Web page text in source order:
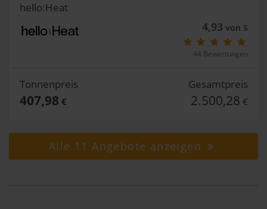
hello:Heat
4,93 von 5
44 Bewertungen
Tonnenpreis
407,98 €
Gesamtpreis
2.500,28 €
Alle 11 Angebote anzeigen